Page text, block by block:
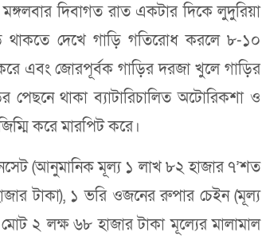
দিবাগত রাত একটার দিকে লুদুরিয়া
থাকতে দেখে গাড়ি গতিরোধ করলে ৮-১০
এবং জোরপূর্বক গাড়ির দরজা খুলে গাড়ির
পেছনে থাকা ব্যাটারিচালিত অটোরিকশা ও
করে মারপিট করে।
(আনুমানিক মূল্য ১ লাখ ৮২ হাজার ৭’শত
টাকা), ১ ভরি ওজনের রুপার চেইন (মূল্য
২ লক্ষ ৬৮ হাজার টাকা মূল্যের মালামাল